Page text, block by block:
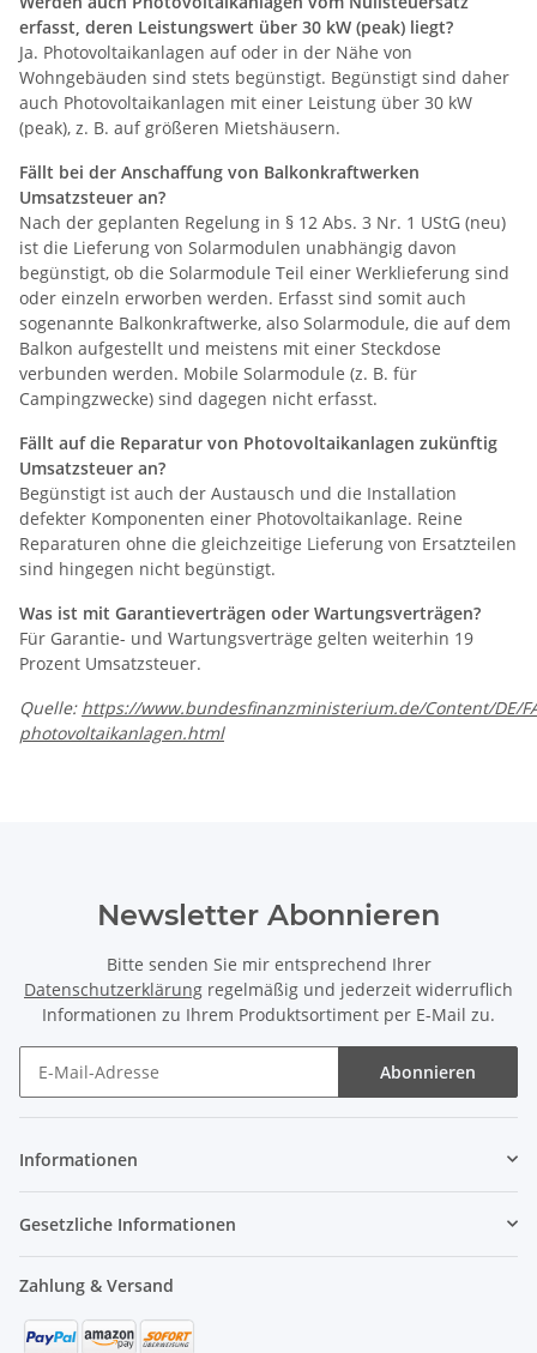
erfasst, deren Leistungswert über 30 kW (peak) liegt?
Ja. Photovoltaikanlagen auf oder in der Nähe von
Wohngebäuden sind stets begünstigt. Begünstigt sind daher
auch Photovoltaikanlagen mit einer Leistung über 30 kW
(peak), z. B. auf größeren Mietshäusern.
Fällt bei der Anschaffung von Balkonkraftwerken
Umsatzsteuer an?
Nach der geplanten Regelung in § 12 Abs. 3 Nr. 1 UStG (neu)
ist die Lieferung von Solarmodulen unabhängig davon
begünstigt, ob die Solarmodule Teil einer Werklieferung sind
oder einzeln erworben werden. Erfasst sind somit auch
sogenannte Balkonkraftwerke, also Solarmodule, die auf dem
Balkon aufgestellt und meistens mit einer Steckdose
verbunden werden. Mobile Solarmodule (z. B. für
Campingzwecke) sind dagegen nicht erfasst.
Fällt auf die Reparatur von Photovoltaikanlagen zukünftig
Umsatzsteuer an?
Begünstigt ist auch der Austausch und die Installation
defekter Komponenten einer Photovoltaikanlage. Reine
Reparaturen ohne die gleichzeitige Lieferung von Ersatzteilen
sind hingegen nicht begünstigt.
Was ist mit Garantieverträgen oder Wartungsverträgen?
Für Garantie- und Wartungsverträge gelten weiterhin 19
Prozent Umsatzsteuer.
Quelle: https://www.bundesfinanzministerium.de/Content/DE/
photovoltaikanlagen.html
Newsletter Abonnieren
Bitte senden Sie mir entsprechend Ihrer
Datenschutzerklärung regelmäßig und jederzeit widerruflich
Informationen zu Ihrem Produktsortiment per E-Mail zu.
Abonnieren
Informationen
Gesetzliche Informationen
Zahlung & Versand